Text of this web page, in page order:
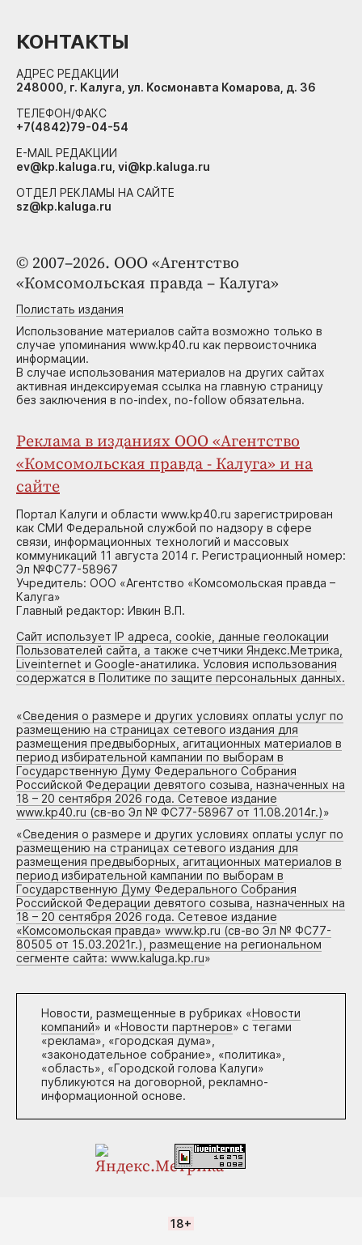
© 2007–2026. ООО «Агентство
«Комсомольская правда – Калуга»
Полистать издания
Использование материалов сайта возможно только в
случае упоминания www.kp40.ru как первоисточника
информации.
В случае использования материалов на других сайтах
активная индексируемая ссылка на главную страницу
без заключения в no-index, no-follow обязательна.
Реклама в изданиях ООО «Агентство
«Комсомольская правда - Калуга» и на
сайте
Портал Калуги и области www.kp40.ru зарегистрирован
как СМИ Федеральной службой по надзору в сфере
связи, информационных технологий и массовых
коммуникаций 11 августа 2014 г. Регистрационный номер:
Эл №ФС77-58967
Учредитель: ООО «Агентство «Комсомольская правда –
Калуга»
Главный редактор: Ивкин В.П.
Сайт использует IP адреса, cookie, данные геолокации
Пользователей сайта, а также счетчики Яндекс.Метрика,
Liveinternet и Google-анатилика. Условия использования
содержатся в Политике по защите персональных данных.
«Сведения о размере и других условиях оплаты услуг по
размещению на страницах сетевого издания для
размещения предвыборных, агитационных материалов в
период избирательной кампании по выборам в
Государственную Думу Федерального Собрания
Российской Федерации девятого созыва, назначенных на
18 – 20 сентября 2026 года. Сетевое издание
www.kp40.ru (св-во Эл № ФС77-58967 от 11.08.2014г.)»
«Сведения о размере и других условиях оплаты услуг по
размещению на страницах сетевого издания для
размещения предвыборных, агитационных материалов в
период избирательной кампании по выборам в
Государственную Думу Федерального Собрания
Российской Федерации девятого созыва, назначенных на
18 – 20 сентября 2026 года. Сетевое издание
«Комсомольская правда» www.kp.ru (св-во Эл № ФС77-
80505 от 15.03.2021г.), размещение на региональном
сегменте сайта: www.kaluga.kp.ru»
Новости, размещенные в рубриках «Новости
компаний» и «Новости партнеров» с тегами
«реклама», «городская дума»,
«законодательное собрание», «политика»,
«область», «Городской голова Калуги»
публикуются на договорной, рекламно-
информационной основе.
КОНТАКТЫ
АДРЕС РЕДАКЦИИ
248000, г. Калуга, ул. Космонавта Комарова, д. 36
ТЕЛЕФОН/ФАКС
+7(4842)79-04-54
E-MAIL РЕДАКЦИИ
ev@kp.kaluga.ru, vi@kp.kaluga.ru
ОТДЕЛ РЕКЛАМЫ НА САЙТЕ
sz@kp.kaluga.ru
18+